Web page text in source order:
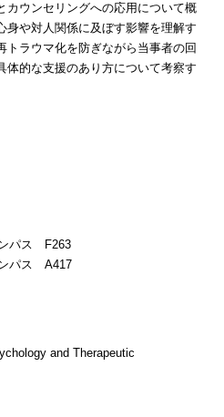
カウンセリングへの応用について概
身や対人関係に及ぼす影響を理解す
トラウマ化を防ぎながら当事者の回
体的な支援のあり方について考察す
パス F263
パス A417
and Therapeutic